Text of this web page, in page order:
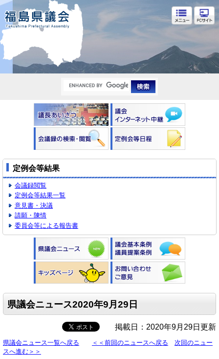
福島県議会
定例会等結果
会議録閲覧
定例会等結果一覧
意見書・決議
請願・陳情
委員会等による報告書
県議会ニュース2020年9月29日
掲載日：2020年9月29日更新
県議会ニュース一覧へ戻る ＜＜前回のニュースへ戻る
次回のニュー
スへ進む＞＞